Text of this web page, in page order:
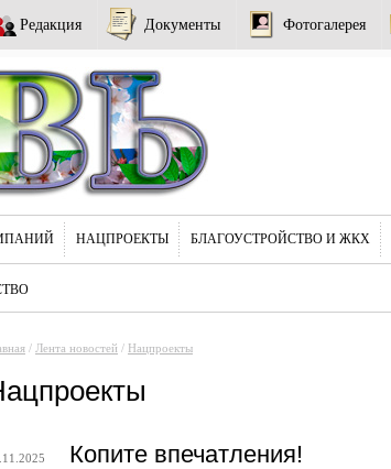
Редакция Документы Фотогалерея
НАЦПРОЕКТЫ БЛАГОУСТРОЙСТВО И ЖКХ
/ Лента новостей / Нацпроекты
Копите впечатления!